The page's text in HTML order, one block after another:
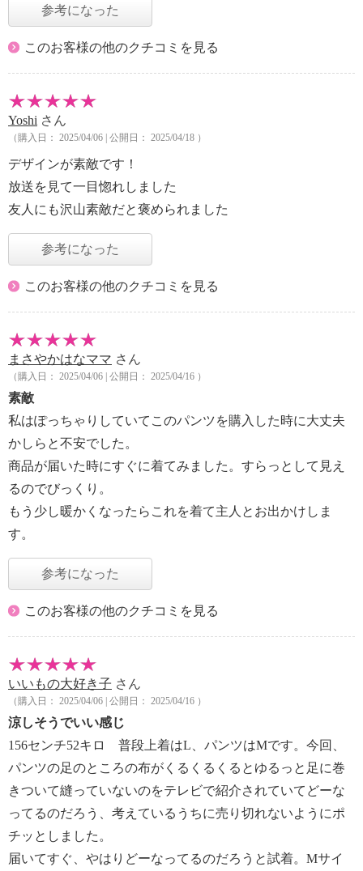
参考になった
このお客様の他のクチコミを見る
Yoshi さん
（購入日： 2025/04/06 | 公開日： 2025/04/18 ）
デザインが素敵です！
放送を見て一目惚れしました
友人にも沢山素敵だと褒められました
参考になった
このお客様の他のクチコミを見る
まさやかはなママ さん
（購入日： 2025/04/06 | 公開日： 2025/04/16 ）
素敵
私はぽっちゃりしていてこのパンツを購入した時に大丈夫
かしらと不安でした。
商品が届いた時にすぐに着てみました。すらっとして見え
るのでびっくり。
もう少し暖かくなったらこれを着て主人とお出かけしま
す。
参考になった
このお客様の他のクチコミを見る
いいもの大好き子 さん
（購入日： 2025/04/06 | 公開日： 2025/04/16 ）
涼しそうでいい感じ
156センチ52キロ 普段上着はL、パンツはMです。今回、
パンツの足のところの布がくるくるくるとゆるっと足に巻
きついて縫っていないのをテレビで紹介されていてどーな
ってるのだろう、考えているうちに売り切れないようにポ
チッとしました。
届いてすぐ、やはりどーなってるのだろうと試着。Mサイ